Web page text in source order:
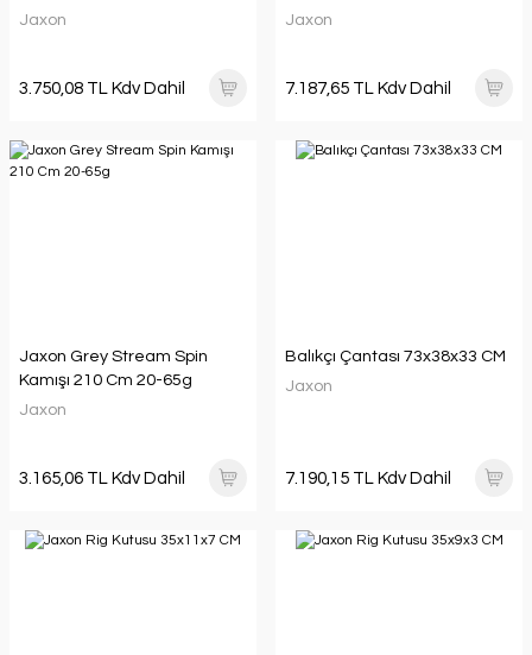
Jaxon
3.750,08 TL Kdv Dahil
Jaxon
7.187,65 TL Kdv Dahil
Jaxon Grey Stream Spin
Kamışı 210 Cm 20-65g
Jaxon
3.165,06 TL Kdv Dahil
Balıkçı Çantası 73x38x33 CM
Jaxon
7.190,15 TL Kdv Dahil